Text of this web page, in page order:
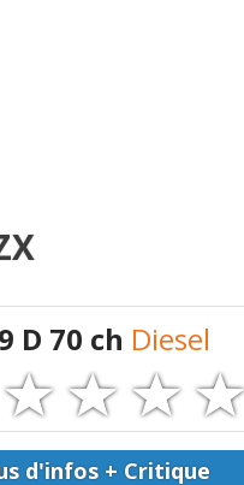
D 70 ch Diesel
d'infos + Critique